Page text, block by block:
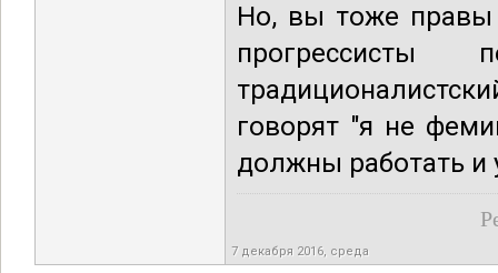
Но, вы тоже правы
говорят "я не
должны работать
7 декабря 2016, среда